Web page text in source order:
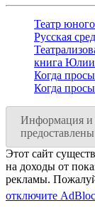
Театр
Русская
книга Юлии
Когда
Когда
Информация и
Этот сайт
на доходы от
рекламы.
отключите